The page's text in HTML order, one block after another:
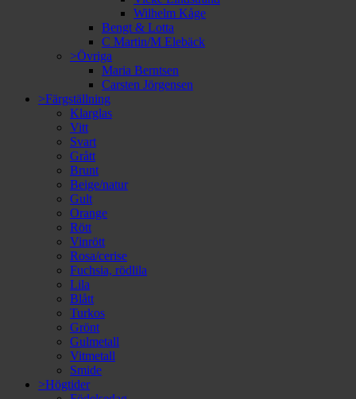
Wilhelm Kåge
Bengt & Lotta
C Martin/M Elebäck
>Övriga
Maria Berntsen
Carsten Jörgensen
>Färgställning
Klarglas
Vitt
Svart
Grått
Brunt
Beige/natur
Gult
Orange
Rött
Vinrött
Rosa/cerise
Fuchsia, rödlila
Lila
Blått
Turkos
Grönt
Gulmetall
Vitmetall
Smide
>Högtider